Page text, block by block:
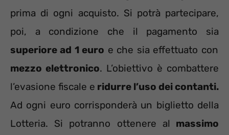
prima di ogni acquisto. Si potrà partecipare,
poi, a condizione che il pagamento sia
superiore ad 1 euro e che sia effettuato con
mezzo elettronico. L’obiettivo è combattere
l’evasione fiscale e ridurre l’uso dei contanti.
Ad ogni euro corrisponderà un biglietto della
Lotteria. Si potranno ottenere al massimo